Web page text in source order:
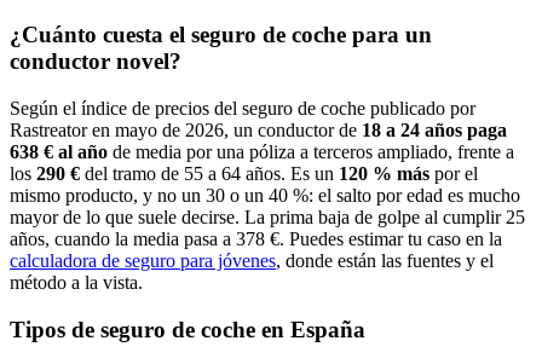
¿Cuánto cuesta el seguro de coche para un
conductor novel?
Según el índice de precios del seguro de coche publicado por
Rastreator en mayo de 2026, un conductor de 18 a 24 años paga
638 € al año de media por una póliza a terceros ampliado, frente a
los 290 € del tramo de 55 a 64 años. Es un 120 % más por el
mismo producto, y no un 30 o un 40 %: el salto por edad es mucho
mayor de lo que suele decirse. La prima baja de golpe al cumplir 25
años, cuando la media pasa a 378 €. Puedes estimar tu caso en la
calculadora de seguro para jóvenes, donde están las fuentes y el
método a la vista.
Tipos de seguro de coche en España